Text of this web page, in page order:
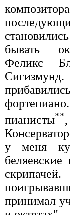
бывать
Феликс
пианисты**
у меня
принимал